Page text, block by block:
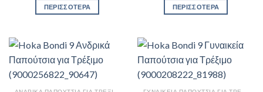
ΠΕΡΙΣΣΟΤΕΡΑ ΠΕΡΙΣΣΟΤΕΡΑ